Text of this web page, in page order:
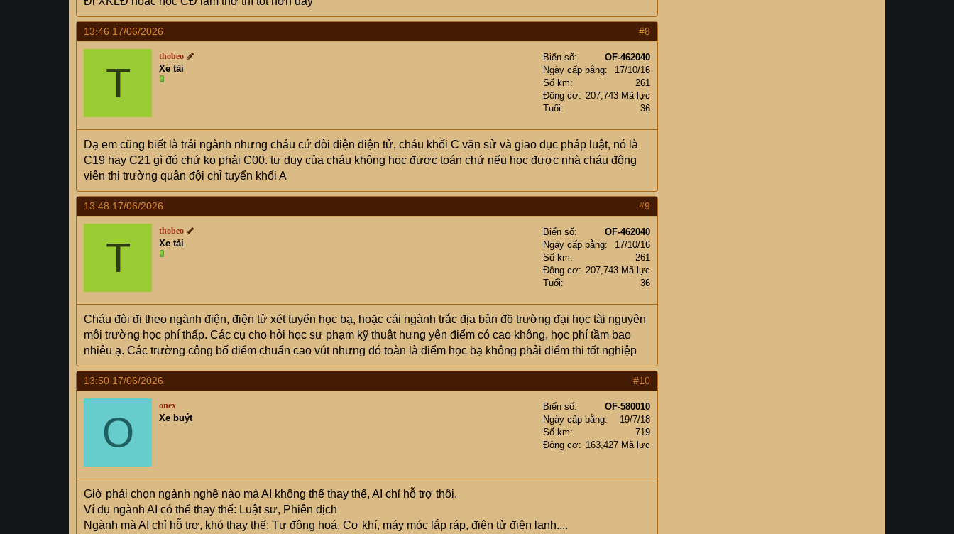
13:46 17/06/2026 #8
T
thobeo
Xe tải
Biển số
OF-462040
Ngày cấp bằng
17/10/16
Số km
261
Động cơ
207,743 Mã lực
Tuổi
36
Dạ em cũng biết là trái ngành nhưng cháu cứ đòi điện điện tử, cháu khối C văn sử và giao dục pháp luật, nó là
C19 hay C21 gì đó chứ ko phải C00. tư duy của cháu không học được toán chứ nếu học được nhà cháu động
viên thi trường quân đội chỉ tuyển khối A
13:48 17/06/2026 #9
T
thobeo
Xe tải
Biển số
OF-462040
Ngày cấp bằng
17/10/16
Số km
261
Động cơ
207,743 Mã lực
Tuổi
36
Cháu đòi đi theo ngành điện, điện tử xét tuyển học bạ, hoặc cái ngành trắc địa bản đồ trường đại học tài nguyên
môi trường học phí thấp. Các cụ cho hỏi học sư phạm kỹ thuật hưng yên điểm có cao không, học phí tầm bao
nhiêu ạ. Các trường công bố điểm chuẩn cao vút nhưng đó toàn là điểm học bạ không phải điểm thi tốt nghiệp
13:50 17/06/2026 #10
O
onex
Xe buýt
Biển số
OF-580010
Ngày cấp bằng
19/7/18
Số km
719
Động cơ
163,427 Mã lực
Giờ phải chọn ngành nghề nào mà AI không thể thay thế, AI chỉ hỗ trợ thôi.
Ví dụ ngành AI có thể thay thế: Luật sư, Phiên dịch
Ngành mà AI chỉ hỗ trợ, khó thay thế: Tự động hoá, Cơ khí, máy móc lắp ráp, điện tử điện lạnh....